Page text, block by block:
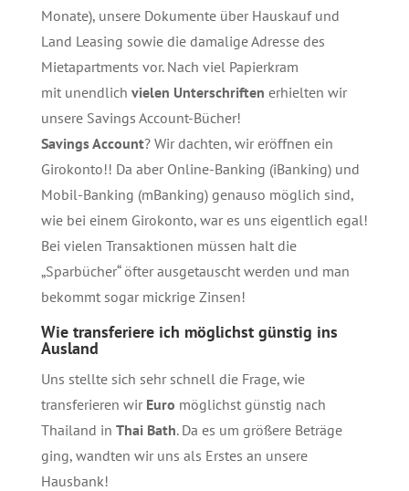
Monate), unsere Dokumente über Hauskauf und
Land Leasing sowie die damalige Adresse des
Mietapartments vor.Nach viel Papierkram
mit unendlich vielen Unterschriften erhielten wir
unsere Savings Account-Bücher!
Savings Account? Wir dachten, wir eröffnen ein
Girokonto!! Da aber Online-Banking (iBanking) und
Mobil-Banking (mBanking) genauso möglich sind,
wie bei einem Girokonto, war es uns eigentlich egal!
Bei vielen Transaktionen müssen halt die
„Sparbücher“ öfter ausgetauscht werden und man
bekommt sogar mickrige Zinsen!
Wie transferiere ich möglichst günstig ins
Ausland
Uns stellte sich sehr schnell die Frage, wie
transferieren wir Euro möglichst günstig nach
Thailand in Thai Bath. Da es um größere Beträge
ging, wandten wir uns als Erstes an unsere
Hausbank!